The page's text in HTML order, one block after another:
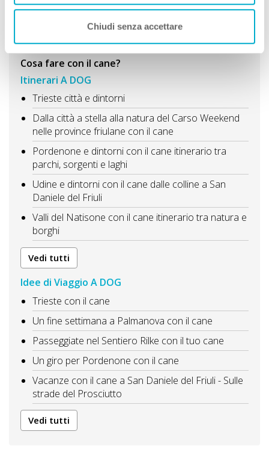
Chiudi senza accettare
Scopri cosa fare
Cosa fare con il cane?
Itinerari A DOG
Trieste città e dintorni
Dalla città a stella alla natura del Carso Weekend
nelle province friulane con il cane
Pordenone e dintorni con il cane itinerario tra
parchi, sorgenti e laghi
Udine e dintorni con il cane dalle colline a San
Daniele del Friuli
Valli del Natisone con il cane itinerario tra natura e
borghi
Vedi tutti
Idee di Viaggio A DOG
Trieste con il cane
Un fine settimana a Palmanova con il cane
Passeggiate nel Sentiero Rilke con il tuo cane
Un giro per Pordenone con il cane
Vacanze con il cane a San Daniele del Friuli - Sulle
strade del Prosciutto
Vedi tutti